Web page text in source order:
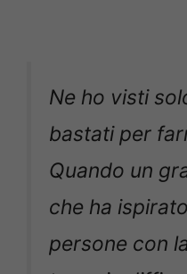
Ne ho visti
bastati per
Quando un
che ha
persone con